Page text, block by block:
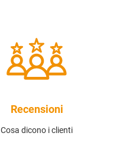
Recensioni
Cosa dicono i clienti